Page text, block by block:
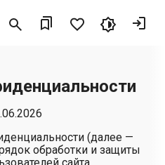
(далее —
обработки и защиты